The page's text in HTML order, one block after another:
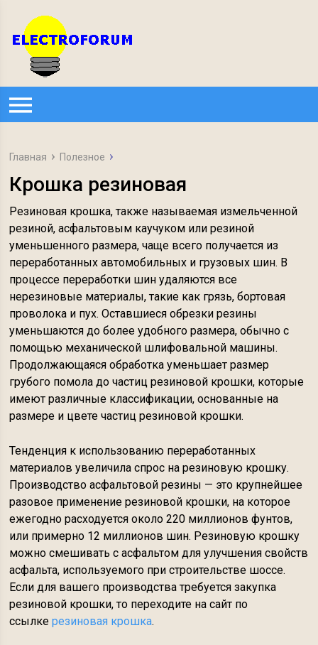
Главная Полезное
Крошка резиновая
Резиновая крошка, также называемая измельченной
резиной, асфальтовым каучуком или резиной
уменьшенного размера, чаще всего получается из
переработанных автомобильных и грузовых шин. В
процессе переработки шин удаляются все
нерезиновые материалы, такие как грязь, бортовая
проволока и пух. Оставшиеся обрезки резины
уменьшаются до более удобного размера, обычно с
помощью механической шлифовальной машины.
Продолжающаяся обработка уменьшает размер
грубого помола до частиц резиновой крошки, которые
имеют различные классификации, основанные на
размере и цвете частиц резиновой крошки.
Тенденция к использованию переработанных
материалов увеличила спрос на резиновую крошку.
Производство асфальтовой резины — это крупнейшее
разовое применение резиновой крошки, на которое
ежегодно расходуется около 220 миллионов фунтов,
или примерно 12 миллионов шин. Резиновую крошку
можно смешивать с асфальтом для улучшения свойств
асфальта, используемого при строительстве шоссе.
Если для вашего производства требуется закупка
резиновой крошки, то переходите на сайт по
ссылкерезиновая крошка.